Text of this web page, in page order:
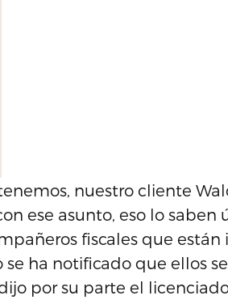
nuestro cliente
ese asunto, eso lo saben
fiscales que están
ha notificado que ellos
por su parte el